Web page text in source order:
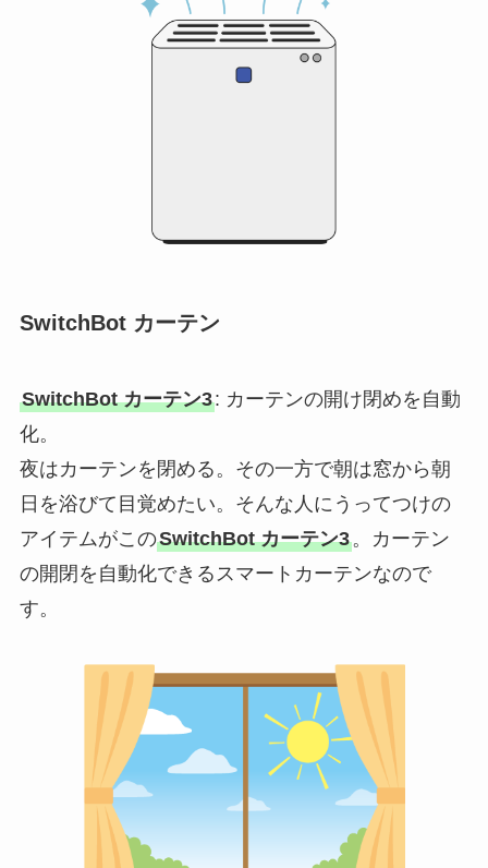
SwitchBot カーテン
SwitchBot カーテン3: カーテンの開け閉めを自動
化。
夜はカーテンを閉める。その一方で朝は窓から朝
日を浴びて目覚めたい。そんな人にうってつけの
アイテムがこのSwitchBot カーテン3。カーテン
の開閉を自動化できるスマートカーテンなので
す。